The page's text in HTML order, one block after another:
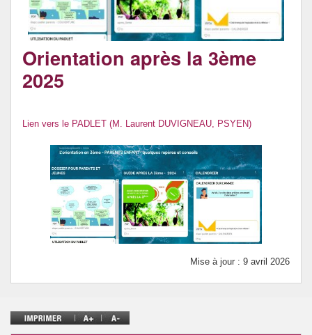
Orientation après la 3ème
2025
Lien vers le PADLET (M. Laurent DUVIGNEAU, PSYEN)
Mise à jour : 9 avril 2026